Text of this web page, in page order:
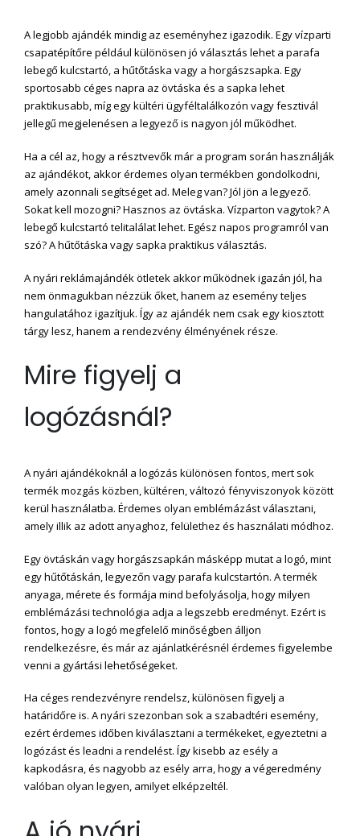
A legjobb ajándék mindig az eseményhez igazodik. Egy vízparti
csapatépítőre például különösen jó választás lehet a parafa
lebegő kulcstartó, a hűtőtáska vagy a horgászsapka. Egy
sportosabb céges napra az övtáska és a sapka lehet
praktikusabb, míg egy kültéri ügyféltalálkozón vagy fesztivál
jellegű megjelenésen a legyező is nagyon jól működhet.
Ha a cél az, hogy a résztvevők már a program során használják
az ajándékot, akkor érdemes olyan termékben gondolkodni,
amely azonnali segítséget ad. Meleg van? Jól jön a legyező.
Sokat kell mozogni? Hasznos az övtáska. Vízparton vagytok? A
lebegő kulcstartó telitalálat lehet. Egész napos programról van
szó? A hűtőtáska vagy sapka praktikus választás.
A nyári reklámajándék ötletek akkor működnek igazán jól, ha
nem önmagukban nézzük őket, hanem az esemény teljes
hangulatához igazítjuk. Így az ajándék nem csak egy kiosztott
tárgy lesz, hanem a rendezvény élményének része.
Mire figyelj a
logózásnál?
A nyári ajándékoknál a logózás különösen fontos, mert sok
termék mozgás közben, kültéren, változó fényviszonyok között
kerül használatba. Érdemes olyan emblémázást választani,
amely illik az adott anyaghoz, felülethez és használati módhoz.
Egy övtáskán vagy horgászsapkán másképp mutat a logó, mint
egy hűtőtáskán, legyezőn vagy parafa kulcstartón. A termék
anyaga, mérete és formája mind befolyásolja, hogy milyen
emblémázási technológia adja a legszebb eredményt. Ezért is
fontos, hogy a logó megfelelő minőségben álljon
rendelkezésre, és már az ajánlatkérésnél érdemes figyelembe
venni a gyártási lehetőségeket.
Ha céges rendezvényre rendelsz, különösen figyelj a
határidőre is. A nyári szezonban sok a szabadtéri esemény,
ezért érdemes időben kiválasztani a termékeket, egyeztetni a
logózást és leadni a rendelést. Így kisebb az esély a
kapkodásra, és nagyobb az esély arra, hogy a végeredmény
valóban olyan legyen, amilyet elképzeltél.